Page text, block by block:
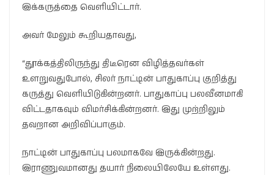
இக்கருத்தை வெளியிட்டார்.
அவர் மேலும் கூறியதாவது,
“தூக்கத்திலிருந்து திடீரென விழித்தவர்கள்
உளறுவதுபோல், சிலர் நாட்டின் பாதுகாப்பு குறித்து
கருத்து வெளியிடுகின்றனர். பாதுகாப்பு பலவீனமாகி
விட்டதாகவும் விமர்சிக்கின்றனர். இது முற்றிலும்
தவறான அறிவிப்பாகும்.
நாட்டின் பாதுகாப்பு பலமாகவே இருக்கின்றது.
இராணுவமானது தயார் நிலையிலேயே உள்ளது.